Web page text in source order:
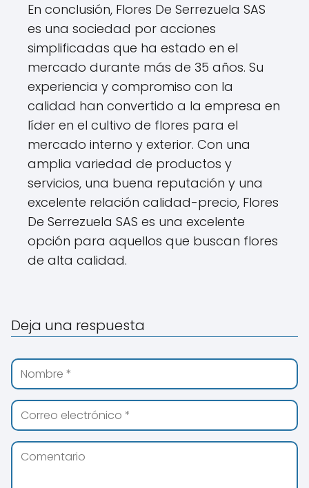
En conclusión, Flores De Serrezuela SAS
es una sociedad por acciones
simplificadas que ha estado en el
mercado durante más de 35 años. Su
experiencia y compromiso con la
calidad han convertido a la empresa en
líder en el cultivo de flores para el
mercado interno y exterior. Con una
amplia variedad de productos y
servicios, una buena reputación y una
excelente relación calidad-precio, Flores
De Serrezuela SAS es una excelente
opción para aquellos que buscan flores
de alta calidad.
Deja una respuesta